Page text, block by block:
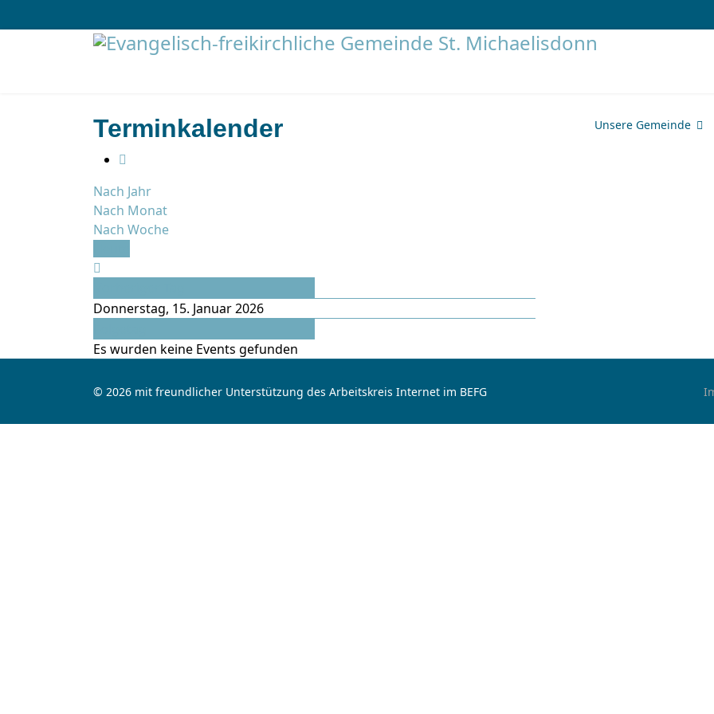
Unsere Gemeinde
Terminkalender
Nach Jahr
Nach Monat
Nach Woche
Donnerstag, 15. Januar 2026
Es wurden keine Events gefunden
© 2026 mit freundlicher Unterstützung des Arbeitskreis Internet im BEFG